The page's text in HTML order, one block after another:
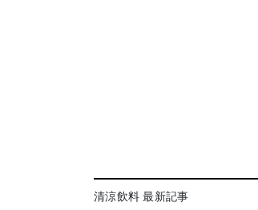
清涼飲料 最新記事